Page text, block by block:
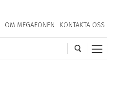
OM MEGAFONEN KONTAKTA OSS